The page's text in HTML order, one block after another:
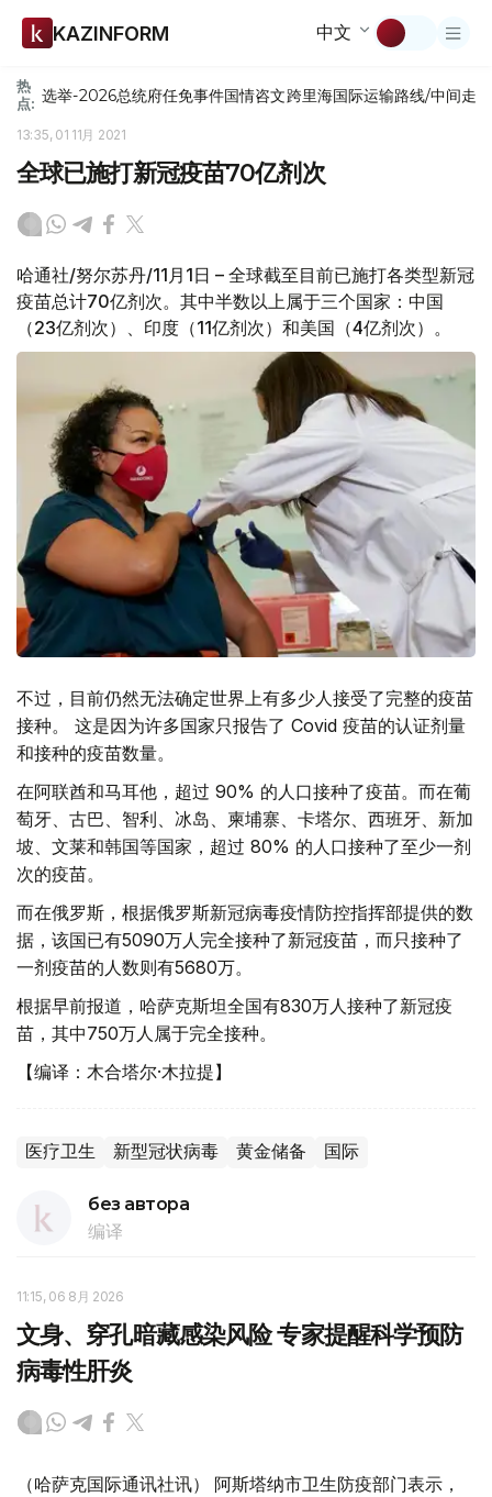
KAZINFORM 中文
热
点: 选举-2026总统府任免事件国情咨文跨里海国际运输路线/中间走廊
13:35, 01 11月 2021
全球已施打新冠疫苗70亿剂次
哈通社/努尔苏丹/11月1日 – 全球截至目前已施打各类型新冠
疫苗总计70亿剂次。其中半数以上属于三个国家：中国
（23亿剂次）、印度（11亿剂次）和美国（4亿剂次）。
不过，目前仍然无法确定世界上有多少人接受了完整的疫苗
接种。 这是因为许多国家只报告了 Covid 疫苗的认证剂量
和接种的疫苗数量。
在阿联酋和马耳他，超过 90% 的人口接种了疫苗。而在葡
萄牙、古巴、智利、冰岛、柬埔寨、卡塔尔、西班牙、新加
坡、文莱和韩国等国家，超过 80% 的人口接种了至少一剂
次的疫苗。
而在俄罗斯，根据俄罗斯新冠病毒疫情防控指挥部提供的数
据，该国已有5090万人完全接种了新冠疫苗，而只接种了
一剂疫苗的人数则有5680万。
根据早前报道，哈萨克斯坦全国有830万人接种了新冠疫
苗，其中750万人属于完全接种。
【编译：木合塔尔·木拉提】
医疗卫生 新型冠状病毒 黄金储备 国际
без автора
编译
11:15, 06 8月 2026
文身、穿孔暗藏感染风险 专家提醒科学预防
病毒性肝炎
（哈萨克国际通讯社讯） 阿斯塔纳市卫生防疫部门表示，